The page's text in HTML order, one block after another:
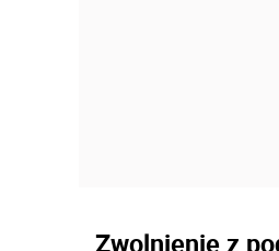
Zwolnienie z